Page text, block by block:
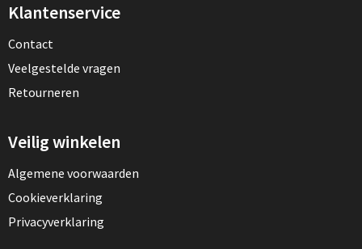
Klantenservice
Contact
Veelgestelde vragen
Retourneren
Veilig winkelen
Algemene voorwaarden
Cookieverklaring
Privacyverklaring